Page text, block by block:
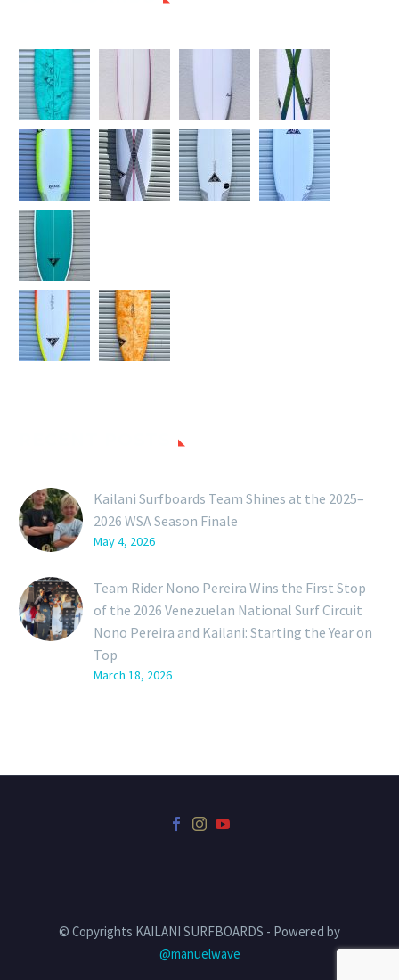
Kailani Surfboards Team Shines at the 2025–
2026 WSA Season Finale
May 4, 2026
Team Rider Nono Pereira Wins the First Stop
of the 2026 Venezuelan National Surf Circuit
Nono Pereira and Kailani: Starting the Year on
Top
March 18, 2026
© Copyrights KAILANI SURFBOARDS - Powered by
@manuelwave